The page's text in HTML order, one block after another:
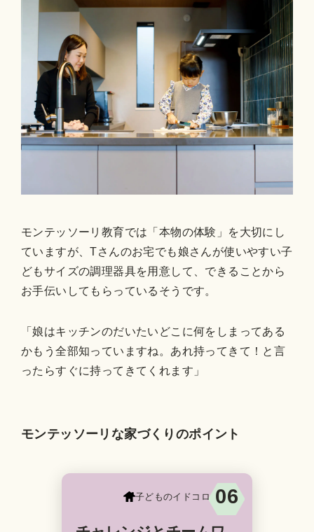
モンテッソーリ教育では「本物の体験」を大切にし
ていますが、Tさんのお宅でも娘さんが使いやすい子
どもサイズの調理器具を用意して、できることから
お手伝いしてもらっているそうです。
「娘はキッチンのだいたいどこに何をしまってある
かもう全部知っていますね。あれ持ってきて！と言
ったらすぐに持ってきてくれます」
モンテッソーリな家づくりのポイント
子どものイドコロ 06